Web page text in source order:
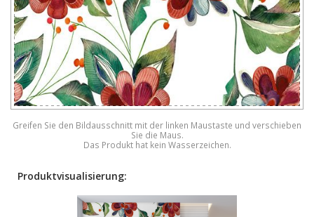
Greifen Sie den Bildausschnitt mit der linken Maustaste und verschieben
Sie die Maus.
Das Produkt hat kein Wasserzeichen.
Produktvisualisierung: